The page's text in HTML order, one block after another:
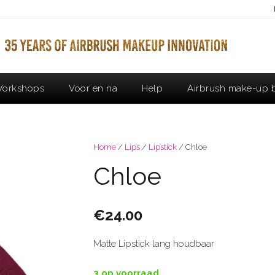
Voor en na Help Airbrush make-up
Home / Lips / Lipstick / Chloe
Chloe
€24.00
Matte Lipstick lang houdbaar